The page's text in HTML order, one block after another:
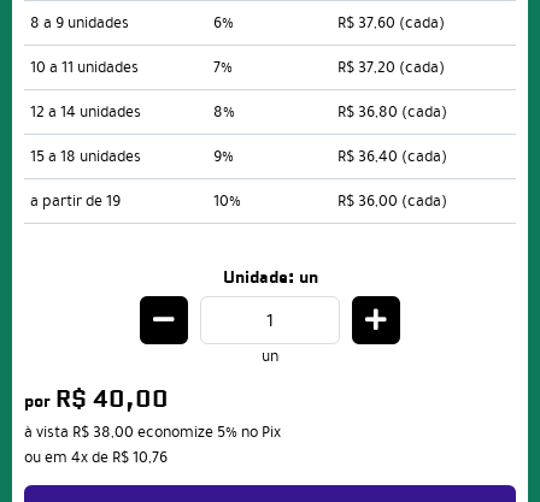
8 a 9 unidades
6% R$ 37,60 (cada)
10 a 11 unidades
7% R$ 37,20 (cada)
12 a 14 unidades
8% R$ 36,80 (cada)
15 a 18 unidades
9% R$ 36,40 (cada)
a partir de 19
10% R$ 36,00 (cada)
Unidade: un
un
por R$ 40,00
à vista R$ 38,00 economize 5% no Pix
ou em 4xde R$ 10,76